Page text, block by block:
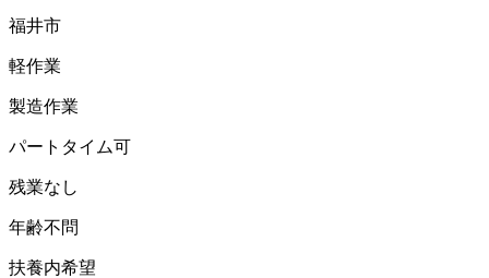
福井市
軽作業
製造作業
パートタイム可
残業なし
年齢不問
扶養内希望